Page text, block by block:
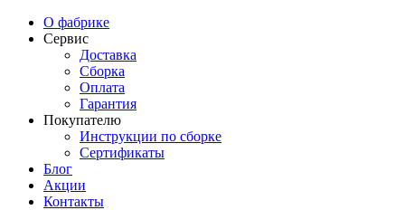
О фабрике
Сервис
Доставка
Сборка
Оплата
Гарантия
Покупателю
Инструкции по сборке
Сертификаты
Блог
Акции
Контакты